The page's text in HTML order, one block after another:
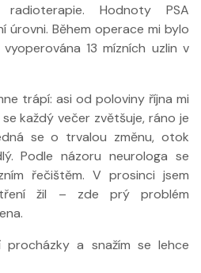
radioterapie. Hodnoty PSA
úrovni. Během operace mi bylo
13 mízních uzlin v
trápí: asi od poloviny října mi
každý večer zvětšuje, ráno je
se o trvalou změnu, otok
Podle názoru neurologa se
řečištěm. V prosinci jsem
žil – zde prý problém
procházky a snažím se lehce